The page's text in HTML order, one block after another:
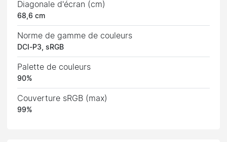
Diagonale d'écran (cm)
68,6 cm
Norme de gamme de couleurs
DCI-P3, sRGB
Palette de couleurs
90%
Couverture sRGB (max)
99%